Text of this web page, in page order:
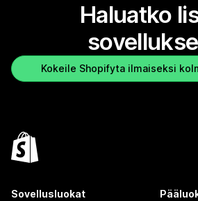
Haluatko
Kokeile Shopifyta ilmaiseksi
Sovellusluokat